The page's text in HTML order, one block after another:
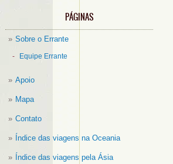
PÁGINAS
Sobre o Errante
Equipe Errante
Apoio
Mapa
Contato
Índice das viagens na Oceania
Índice das viagens pela Ásia